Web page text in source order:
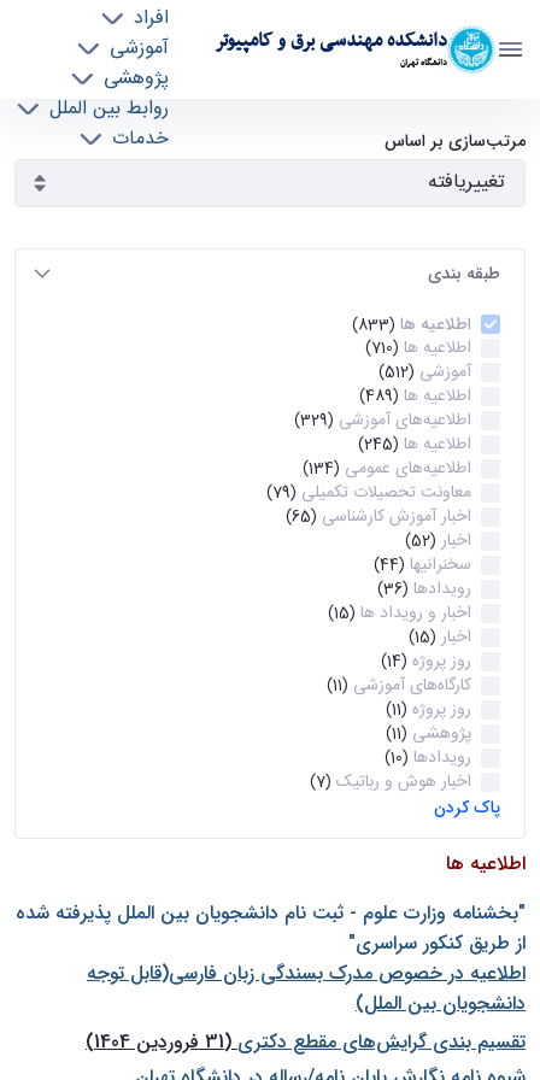
دانشکده مهندسی برق و کامپیوتر
دانشگاه تهران
افراد
آموزشی
پژوهشی
روابط بین الملل
خدمات
آرشیو اطلاعیه ها - ece- دانشکده مهندسی برق و
کامپیوتر
مرتب‌سازی بر اساس
طبقه بندی
اطلاعیه ها (833)
اطلاعیه ها (710)
آموزشی (512)
اطلاعیه ها (489)
اطلاعیه‌های‌ آموزشی (329)
اطلاعیه ها (245)
اطلاعیه‌های عمومی (134)
معاونت تحصیلات تکمیلی (79)
اخبار آموزش کارشناسی (65)
اخبار (52)
سخنرانیها (44)
رویدادها (36)
اخبار و رویداد ها (15)
اخبار (15)
روز پروژه (14)
کارگاه‌های آموزشی (11)
روز پروژه (11)
پژوهشی (11)
رویدادها (10)
اخبار هوش و رباتیک (7)
پاک کردن
اطلاعیه ها
"بخشنامه وزارت علوم - ثبت نام دانشجويان بين الملل پذيرفته شده
از طريق كنكور سراسری"
اطلاعیه در خصوص مدرک بسندگی زبان فارسی(قابل توجه
دانشجویان بین الملل)
تقسیم بندی گرایش‌های مقطع دکتری(31 فروردین 1404)